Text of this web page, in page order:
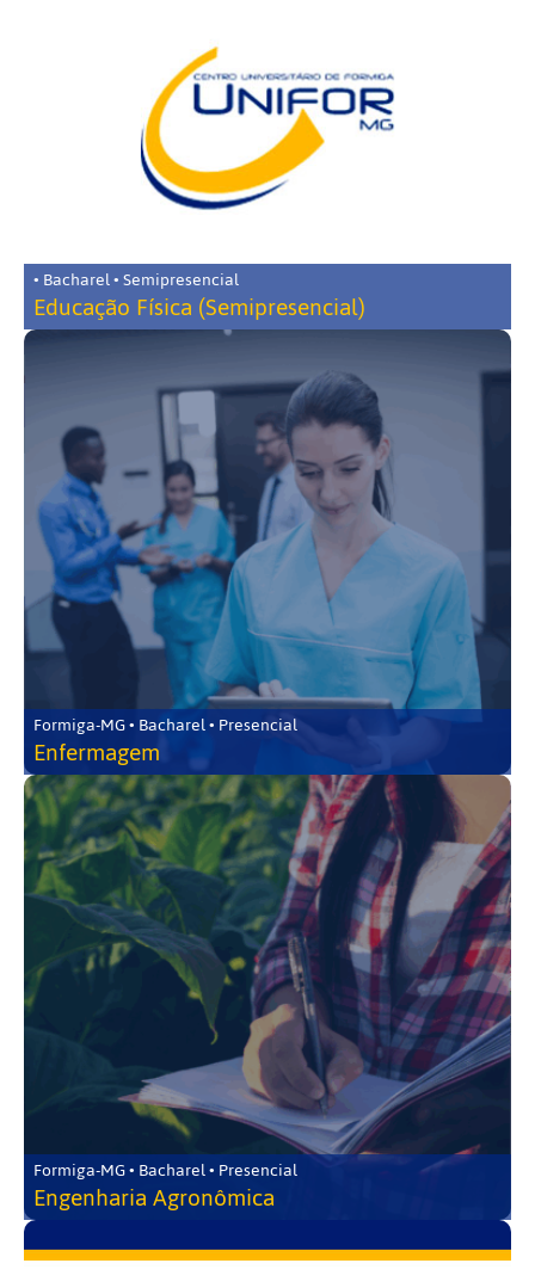
• Bacharel • Semipresencial
Educação Física (Semipresencial)
Formiga-MG • Bacharel • Presencial
Enfermagem
Formiga-MG • Bacharel • Presencial
Engenharia Agronômica